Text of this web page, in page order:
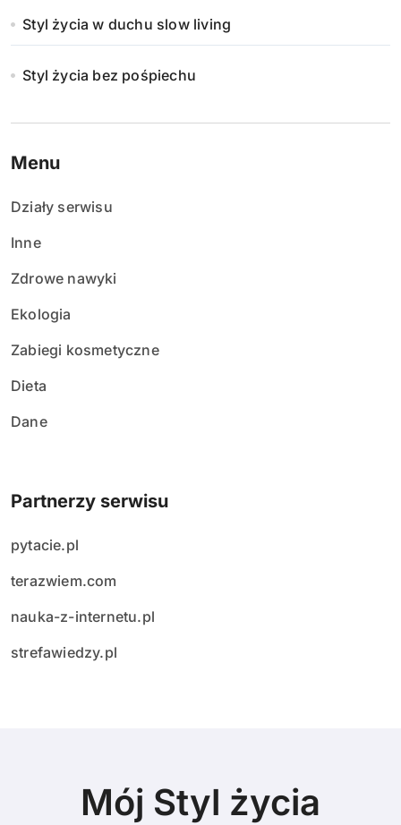
Styl życia w duchu slow living
Styl życia bez pośpiechu
Menu
Działy serwisu
Inne
Zdrowe nawyki
Ekologia
Zabiegi kosmetyczne
Dieta
Dane
Partnerzy serwisu
pytacie.pl
terazwiem.com
nauka-z-internetu.pl
strefawiedzy.pl
Mój Styl życia